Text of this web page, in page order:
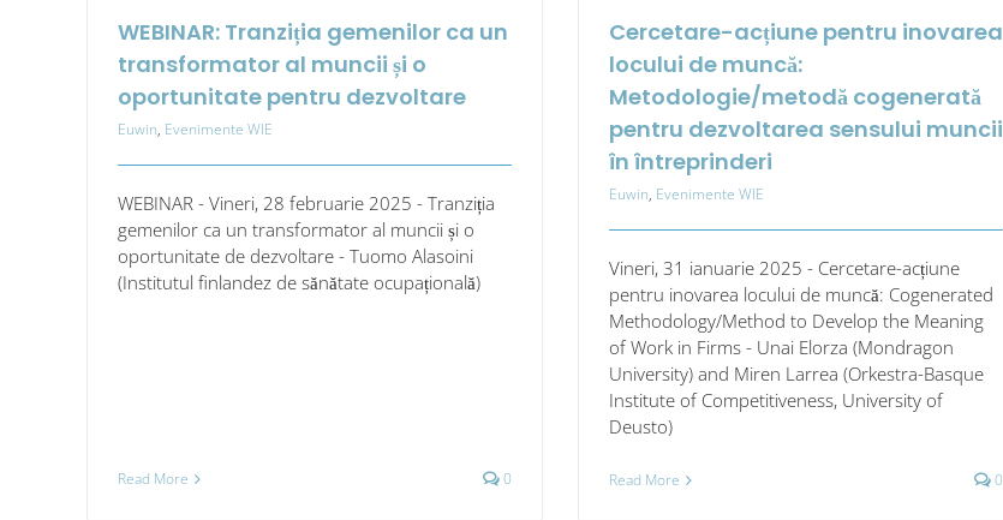
WEBINAR: Tranziția gemenilor ca un
transformator al muncii și o
oportunitate pentru dezvoltare
Euwin, Evenimente WIE
WEBINAR - Vineri, 28 februarie 2025 - Tranziția
gemenilor ca un transformator al muncii și o
oportunitate de dezvoltare - Tuomo Alasoini
(Institutul finlandez de sănătate ocupațională)
Read More 0
Cercetare-acțiune pentru inovarea
locului de muncă:
Metodologie/metodă cogenerată
pentru dezvoltarea sensului muncii
în întreprinderi
Euwin, Evenimente WIE
Vineri, 31 ianuarie 2025 - Cercetare-acțiune
pentru inovarea locului de muncă: Cogenerated
Methodology/Method to Develop the Meaning
of Work in Firms - Unai Elorza (Mondragon
University) and Miren Larrea (Orkestra-Basque
Institute of Competitiveness, University of
Deusto)
Read More 0